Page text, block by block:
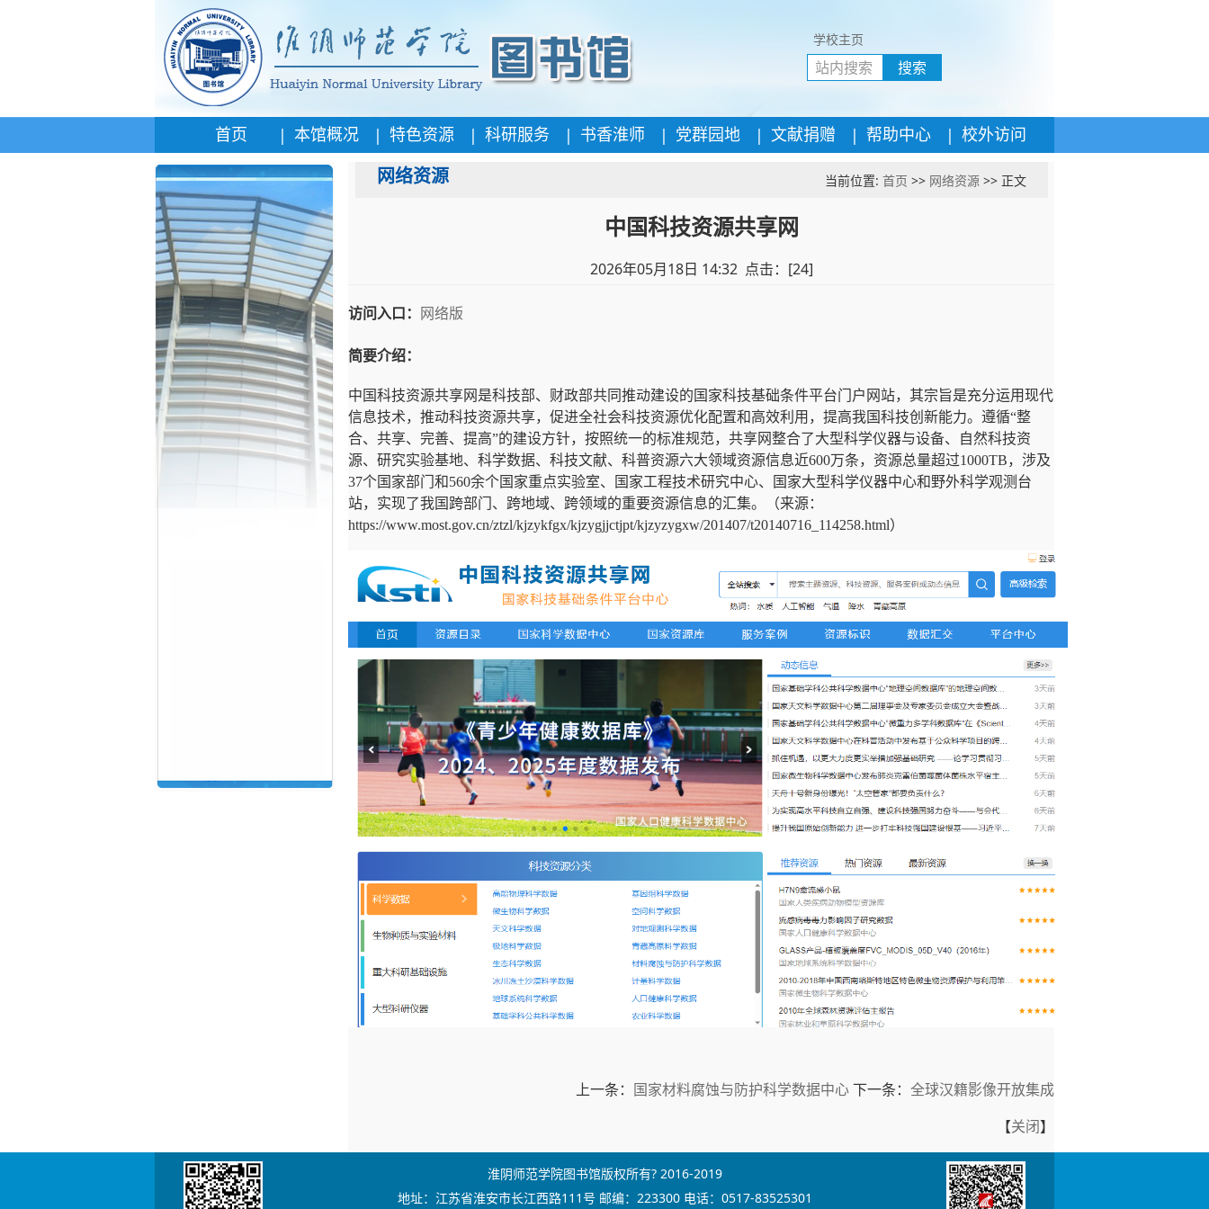
学校主页
搜索
首页 | 本馆概况 | 特色资源 | 科研服务 | 书香淮师 | 党群园地 | 文献捐赠 | 帮助中心 | 校外访问
网络资源 当前位置: 首页 >> 网络资源>> 正文
中国科技资源共享网
2026年05月18日 14:32 点击：[24]
访问入口： 网络版
简要介绍：
中国科技资源共享网是科技部、财政部共同推动建设的国家科技基础条件平台门户网站，其宗旨是充分运用现代
信息技术，推动科技资源共享，促进全社会科技资源优化配置和高效利用，提高我国科技创新能力。遵循“整
合、共享、完善、提高”的建设方针，按照统一的标准规范，共享网整合了大型科学仪器与设备、自然科技资
源、研究实验基地、科学数据、科技文献、科普资源六大领域资源信息近600万条，资源总量超过1000TB，涉及
37个国家部门和560余个国家重点实验室、国家工程技术研究中心、国家大型科学仪器中心和野外科学观测台
站，实现了我国跨部门、跨地域、跨领域的重要资源信息的汇集。（来源：
https://www.most.gov.cn/ztzl/kjzykfgx/kjzygjjctjpt/kjzyzygxw/201407/t20140716_114258.html）
上一条： 国家材料腐蚀与防护科学数据中心下一条： 全球汉籍影像开放集成
【关闭】
淮阴师范学院图书馆版权所有? 2016-2019
地址：江苏省淮安市长江西路111号 邮编：223300 电话：0517-83525301